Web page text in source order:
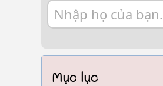
Mục lục